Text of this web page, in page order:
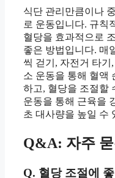
식단 관리만큼이나
로 운동입니다. 규칙
혈당을 효과적으로
좋은 방법입니다. 매
씩 걷기, 자전거 타기
소 운동을 통해 혈액
하고, 혈당을 조절할
운동을 통해 근육을
초 대사량을 높일 수
Q&A: 자주
Q. 혈당 조절에